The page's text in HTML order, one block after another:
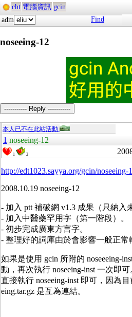
cht 電腦資訊 gcin
adm
Find
noseeing-12
----------- Reply -----------
本人已不在此站活動
1 noseeing-12
1 2
http://edt1023.sayya.org/gcin/noseeing-
2008.10.19 noseeing-12
- 加入 ptt 補破網 v1.3 成果（只納入
- 加入中醫藥罕用字（第一階段）。
- 初步完成廣東方言字。
- 整理好的詞庫由於會影響一般正常
如果是使用 gcin 所附的 noseeeing-
動，再次執行 noseeing-inst 一次即
直接執行 noseeing-inst 即可，因為目
eing.tar.gz 是互為連結。